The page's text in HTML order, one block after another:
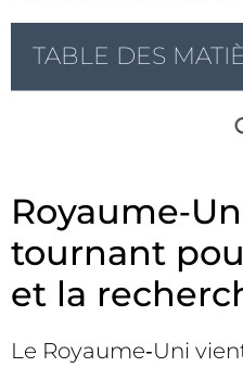
TABLE DES
tournant
et la
Le Royaume‑Uni